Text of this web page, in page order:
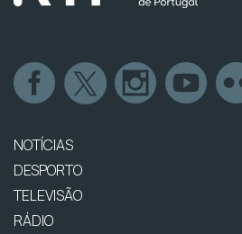
NOTÍCIAS
DESPORTO
TELEVISÃO
RÁDIO